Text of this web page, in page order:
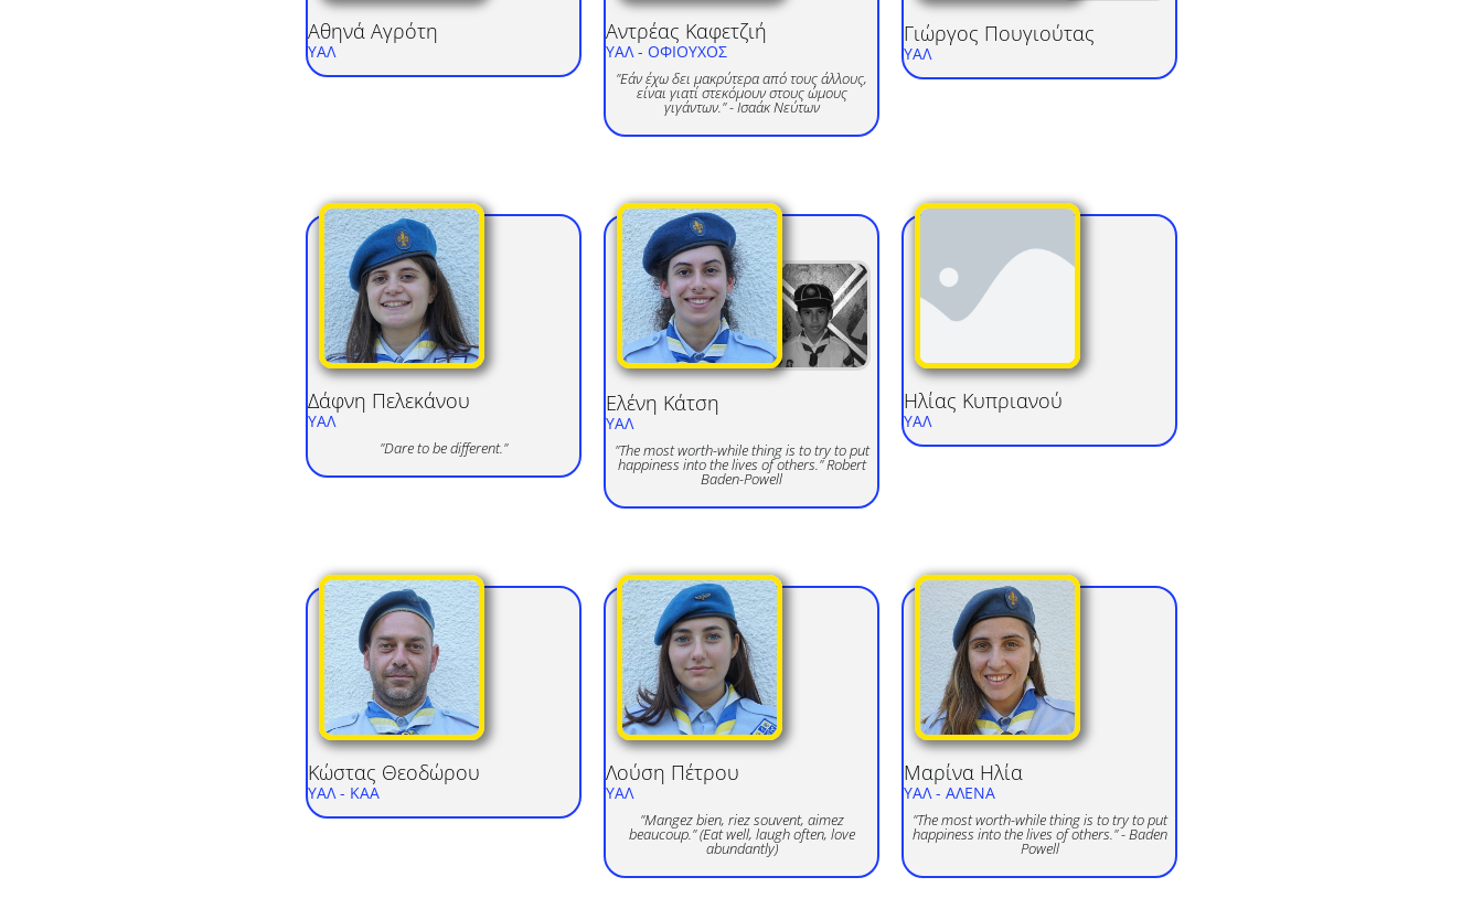
Αθηνά Αγρότη
ΥΑΛ
Αντρέας Καφετζιή
ΥΑΛ - ΟΦΙΟΥΧΟΣ
"Εάν έχω δει μακρύτερα από τους άλλους,
είναι γιατί στεκόμουν στους ώμους
γιγάντων." - Ισαάκ Νεύτων
Γιώργος Πουγιούτας
ΥΑΛ
Δάφνη Πελεκάνου
ΥΑΛ
"Dare to be different."
Ελένη Κάτση
ΥΑΛ
"The most worth-while thing is to try to put
happiness into the lives of others." Robert
Baden-Powell
Ηλίας Κυπριανού
ΥΑΛ
Κώστας Θεοδώρου
ΥΑΛ - ΚΑΑ
Λούση Πέτρου
ΥΑΛ
"Mangez bien, riez souvent, aimez
beaucoup." (Eat well, laugh often, love
abundantly)
Μαρίνα Ηλία
ΥΑΛ - ΑΛΕΝΑ
"The most worth-while thing is to try to put
happiness into the lives of others." - Baden
Powell